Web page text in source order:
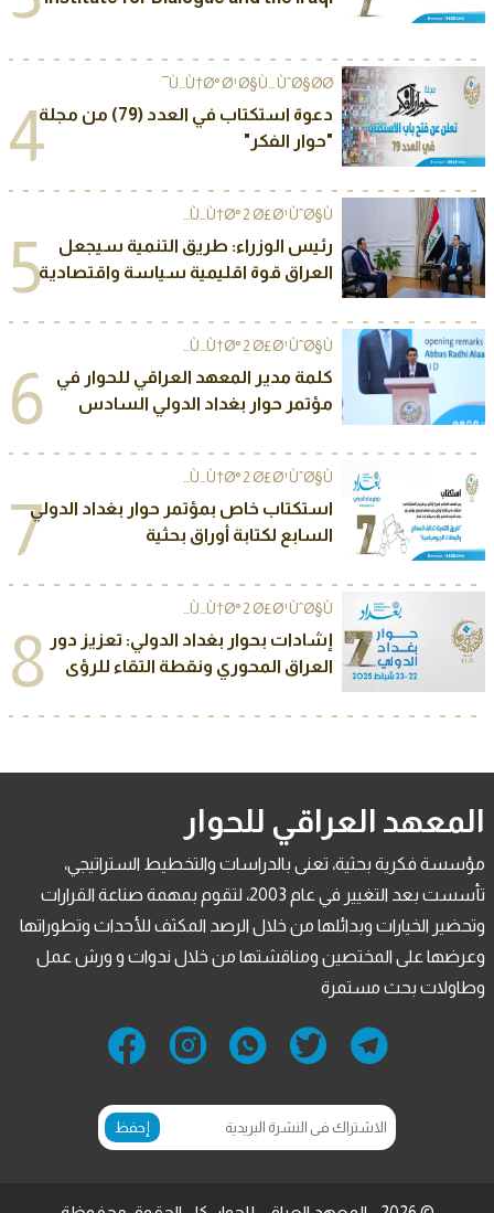
Conference of “Baghdad Dialogue”
Ù…Ù†Ø° Ø¹Ø§Ù… ÙˆØ§Ø­Ø¯
4دعوة استكتاب في العدد (79) من مجلة
"حوار الفكر"
Ù…Ù†Ø° 2 Ø£Ø¹ÙˆØ§Ù…
5
رئيس الوزراء: طريق التنمية سيجعل
العراق قوة اقليمية سياسة واقتصادية
Ù…Ù†Ø° 2 Ø£Ø¹ÙˆØ§Ù…
6
كلمة مدير المعهد العراقي للحوار في
مؤتمر حوار بغداد الدولي السادس
Ù…Ù†Ø° 2 Ø£Ø¹ÙˆØ§Ù…
7استكتاب خاص بمؤتمر حوار بغداد الدولي
السابع لكتابة أوراق بحثية
Ù…Ù†Ø° 2 Ø£Ø¹ÙˆØ§Ù…
8 إشادات بحوار بغداد الدولي: تعزيز دور
العراق المحوري ونقطة التقاء للرؤى
المعهد العراقي للحوار
مؤسسة فكرية بحثية، تعنى بالدراسات والتخطيط الستراتيجي،
تأسست بعد التغيير في عام 2003، لتقوم بمهمة صناعة القرارات
وتحضير الخيارات وبدائلها من خلال الرصد المكثف للأحداث وتطوراتها
وعرضها على المختصين ومناقشتها من خلال ندوات و ورش عمل
وطاولات بحث مستمرة
إحفظ